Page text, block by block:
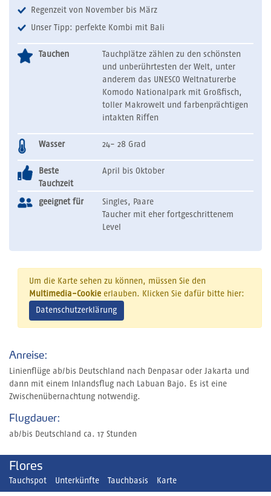
Regenzeit von November bis März
Unser Tipp: perfekte Kombi mit Bali
Tauchen
Tauchplätze zählen zu den schönsten
und unberührtesten der Welt, unter
anderem das UNESCO Weltnaturerbe
Komodo Nationalpark mit Großfisch,
toller Makrowelt und farbenprächtigen
intakten Riffen
Wasser 24- 28 Grad
Beste
Tauchzeit
April bis Oktober
geeignet für
Singles, Paare
Taucher mit eher fortgeschrittenem
Level
Um die Karte sehen zu können, müssen Sie den
Multimedia-Cookieerlauben. Klicken Sie dafür bitte hier:
Datenschutzerklärung
Anreise:
Linienflüge ab/bis Deutschland nach Denpasar oder Jakarta und
dann mit einem Inlandsflug nach Labuan Bajo. Es ist eine
Zwischenübernachtung notwendig.
Flugdauer:
ab/bis Deutschland ca. 17 Stunden
Flores
Tauchspot Unterkünfte Tauchbasis Karte